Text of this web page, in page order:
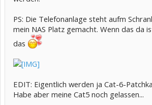
PS: Die Telefonanlage steht aufm
mein NAS Platz gemacht. Wenn das da
das
EDIT: Eigentlich werden ja Cat-6-
Habe aber meine Cat5 noch gelassen...